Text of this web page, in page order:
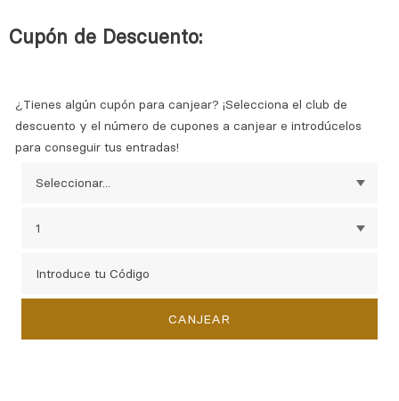
Cupón de Descuento:
¿Tienes algún cupón para canjear? ¡Selecciona el club de
descuento y el número de cupones a canjear e introdúcelos
para conseguir tus entradas!
CANJEAR